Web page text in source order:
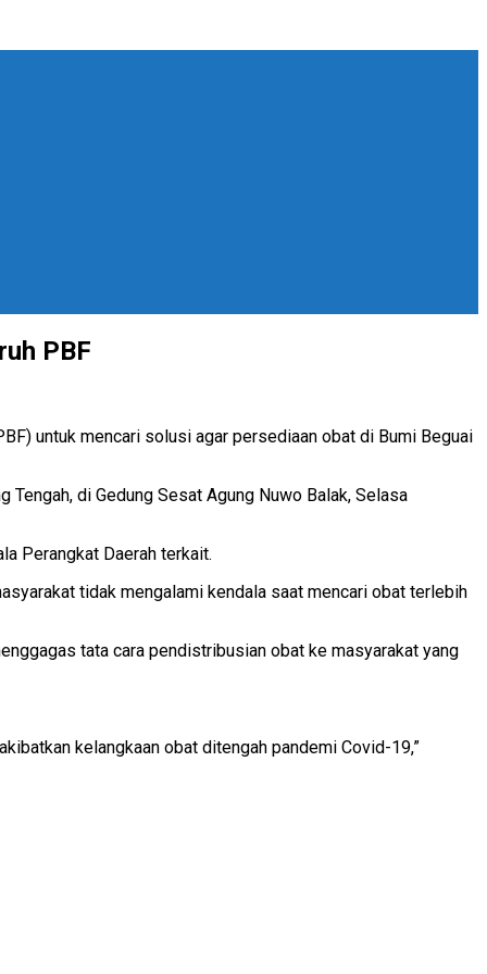
PBF
untuk mencari solusi agar persediaan obat di Bumi Beguai
di Gedung Sesat Agung Nuwo Balak, Selasa
Perangkat Daerah terkait.
tidak mengalami kendala saat mencari obat terlebih
tata cara pendistribusian obat ke masyarakat yang
kelangkaan obat ditengah pandemi Covid-19,”